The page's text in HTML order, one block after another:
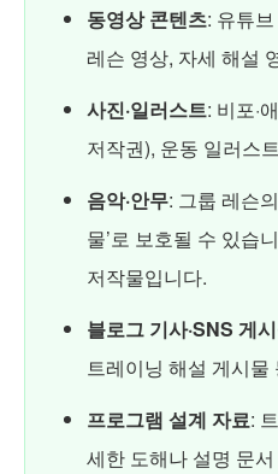
동영상 콘텐츠: 유튜
레슨 영상, 자세 해설
사진·일러스트: 비포·
저작권), 운동 일러스트
음악·안무: 그룹 레슨
물’로 보호될 수 있습
저작물입니다.
블로그 기사·SNS 게
트레이닝 해설 게시
프로그램 설계 자료:
세한 도해나 설명 문서